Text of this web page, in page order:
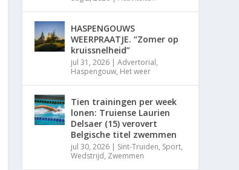
HASPENGOUWS
WEERPRAATJE. “Zomer op
kruissnelheid”
jul 31, 2026 |Advertorial,
Haspengouw, Het weer
Tien trainingen per week
lonen: Truiense Laurien
Delsaer (15) verovert
Belgische titel zwemmen
jul 30, 2026 | Sint-Truiden, Sport,
Wedstrijd, Zwemmen